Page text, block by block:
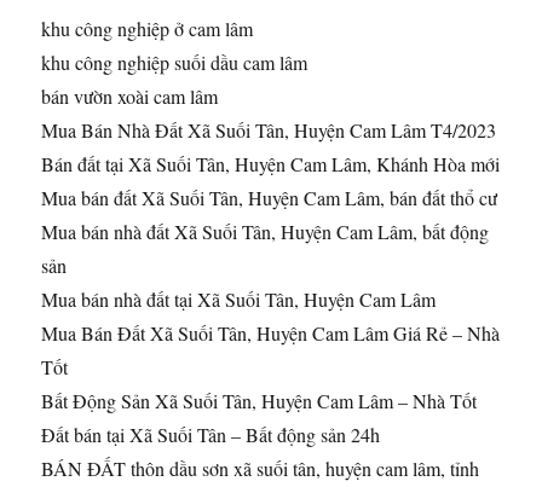
khu công nghiệp ở cam lâm
khu công nghiệp suối dầu cam lâm
bán vườn xoài cam lâm
Mua Bán Nhà Đất Xã Suối Tân, Huyện Cam Lâm T4/2023
Bán đất tại Xã Suối Tân, Huyện Cam Lâm, Khánh Hòa mới
Mua bán đất Xã Suối Tân, Huyện Cam Lâm, bán đất thổ cư
Mua bán nhà đất Xã Suối Tân, Huyện Cam Lâm, bất động
sản
Mua bán nhà đất tại Xã Suối Tân, Huyện Cam Lâm
Mua Bán Đất Xã Suối Tân, Huyện Cam Lâm Giá Rẻ – Nhà
Tốt
Bất Động Sản Xã Suối Tân, Huyện Cam Lâm – Nhà Tốt
Đất bán tại Xã Suối Tân – Bất động sản 24h
BÁN ĐẤT thôn dầu sơn xã suối tân, huyện cam lâm, tỉnh